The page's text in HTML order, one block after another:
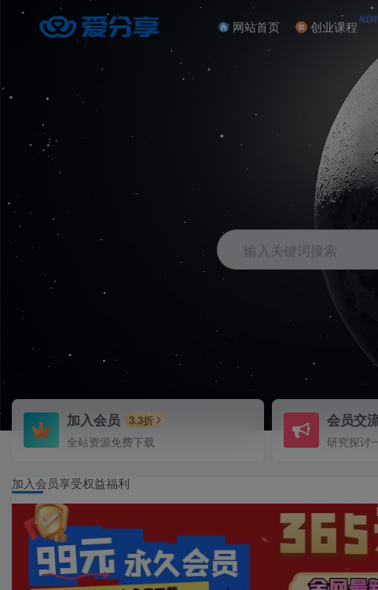
网站首页 创业课程 NEW
输入关键词搜索
加入会员 3.3折
全站资源免费下载
会员交
研究探讨
加入会员享受权益福利